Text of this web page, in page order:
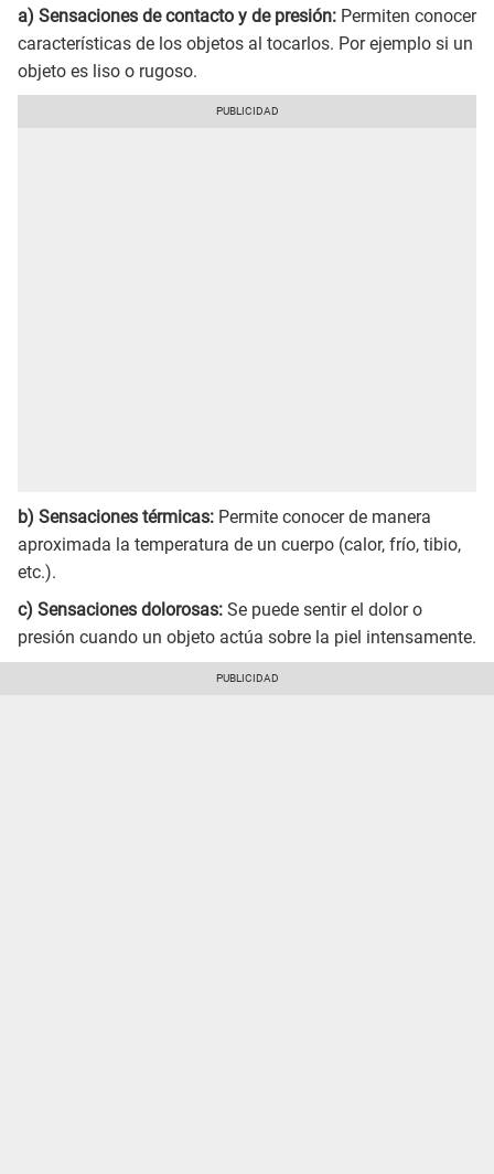
a) Sensaciones de contacto y de presión: Permiten conocer
características de los objetos al tocarlos. Por ejemplo si un
objeto es liso o rugoso.
b) Sensaciones térmicas: Permite conocer de manera
aproximada la temperatura de un cuerpo (calor, frío, tibio,
etc.).
c) Sensaciones dolorosas: Se puede sentir el dolor o
presión cuando un objeto actúa sobre la piel intensamente.